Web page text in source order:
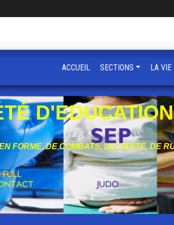
FORME, DE COMBATS, DE SANTÉ, DE
ACCUEIL SECTIONS LA VIE